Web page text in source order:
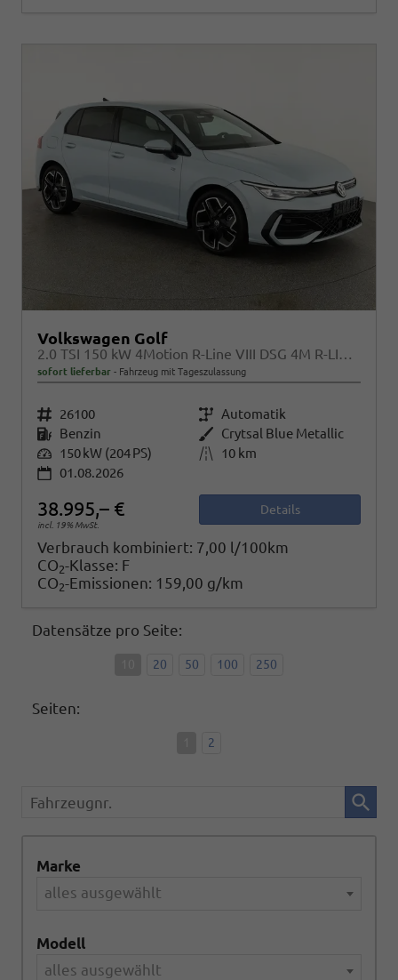
Volkswagen Golf
2.0 TSI 150 kW 4Motion R-Line VIII DSG 4M R-LINE, LED-Plus, 18-Zoll, Side, Kamera, Winter, 3 J.-Garantie
sofort lieferbar Fahrzeug mit Tageszulassung
Fahrzeugnr. 26100 Getriebe Automatik
Kraftstoff Benzin Außenfarbe Crytsal Blue Metallic
Leistung 150 kW (204 PS) Kilometerstand
10 km
01.08.2026
38.995,– €
incl. 19% MwSt.
Details
Verbrauch kombiniert: 7,00 l/100km
CO2-Klasse: F
CO2-Emissionen: 159,00 g/km
Datensätze pro Seite:
20 50 100 250
Seiten:
2
Fahrzeugnr.
Marke
alles ausgewählt
Modell
alles ausgewählt